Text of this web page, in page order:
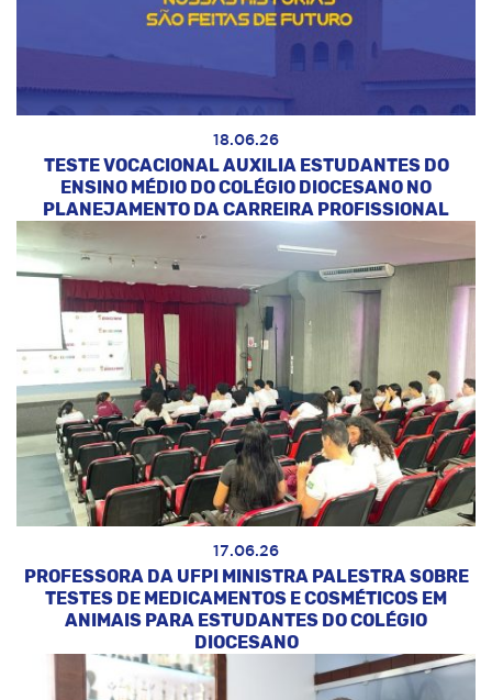
18.06.26
TESTE VOCACIONAL AUXILIA ESTUDANTES DO
ENSINO MÉDIO DO COLÉGIO DIOCESANO NO
PLANEJAMENTO DA CARREIRA PROFISSIONAL
17.06.26
PROFESSORA DA UFPI MINISTRA PALESTRA SOBRE
TESTES DE MEDICAMENTOS E COSMÉTICOS EM
ANIMAIS PARA ESTUDANTES DO COLÉGIO
DIOCESANO